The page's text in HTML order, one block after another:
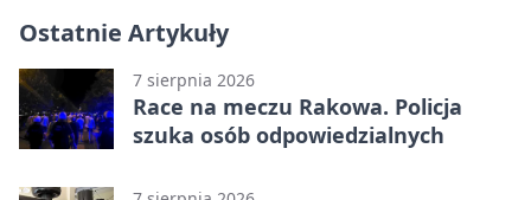
Ostatnie Artykuły
7 sierpnia 2026
Race na meczu Rakowa. Policja
szuka osób odpowiedzialnych